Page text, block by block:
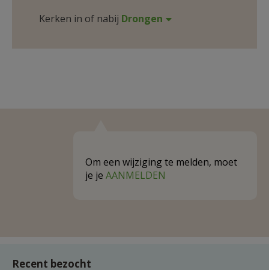
Kerken in of nabij Drongen
Om een wijziging te melden, moet
je je AANMELDEN
Recent bezocht